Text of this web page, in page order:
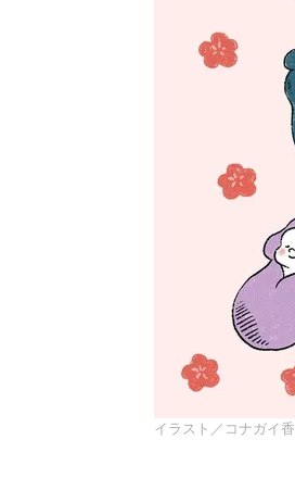
イラスト／コナガイ香